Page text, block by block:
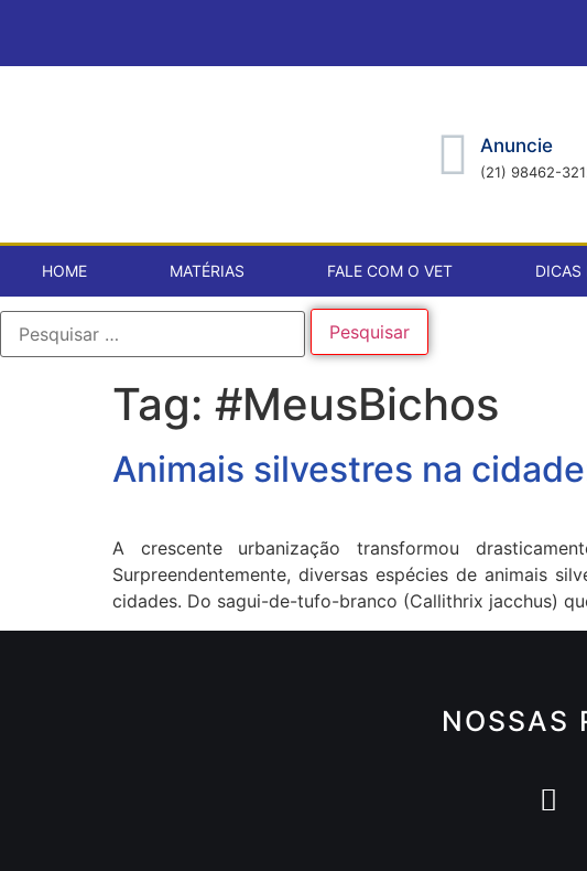
Anuncie
(21) 98462-
HOME MATÉRIAS FALE COM O VET
Tag: #MeusBichos
Animais silvestres na
A crescente urbanização transformou
Surpreendentemente, diversas espécies de animais
cidades. Do sagui-de-tufo-branco (Callithrix jacchus)
NOSSAS